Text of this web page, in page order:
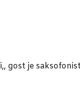
gost je